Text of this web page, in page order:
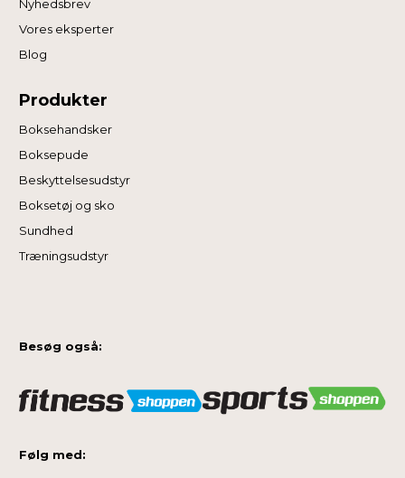
Nyhedsbrev
Vores eksperter
Blog
Produkter
Boksehandsker
Boksepude
Beskyttelsesudstyr
Boksetøj og sko
Sundhed
Træningsudstyr
Besøg også:
Følg med: